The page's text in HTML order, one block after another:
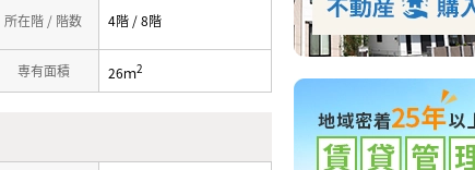
所在階 / 階数 4階 / 8階
専有面積 26ｍ2